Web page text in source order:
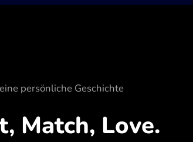
persönliche Geschichte
Match, Love.